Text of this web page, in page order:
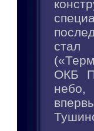
стал
ОКБ